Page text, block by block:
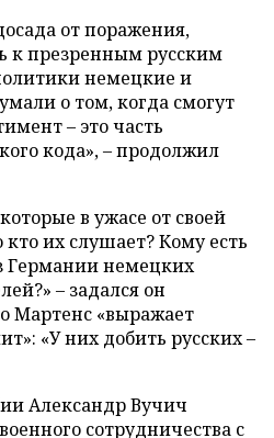
от поражения,
к презренным русским
немецкие и
о том, когда смогут
– это часть
кода», – продолжил
в ужасе от своей
их слушает? Кому есть
Германии немецких
– задался он
Мартенс «выражает
«У них добить русских –
Александр Вучич
сотрудничества с